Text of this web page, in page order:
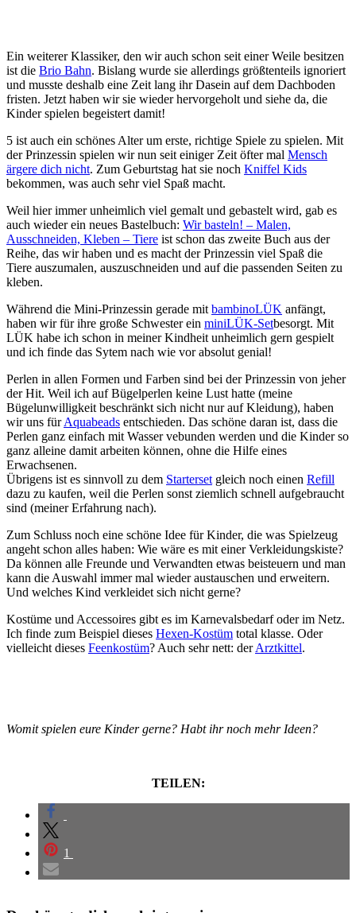
Ein weiterer Klassiker, den wir auch schon seit einer Weile besitzen
ist die Brio Bahn. Bislang wurde sie allerdings größtenteils ignoriert
und musste deshalb eine Zeit lang ihr Dasein auf dem Dachboden
fristen. Jetzt haben wir sie wieder hervorgeholt und siehe da, die
Kinder spielen begeistert damit!
5 ist auch ein schönes Alter um erste, richtige Spiele zu spielen. Mit
der Prinzessin spielen wir nun seit einiger Zeit öfter mal Mensch
ärgere dich nicht. Zum Geburtstag hat sie noch Kniffel Kids
bekommen, was auch sehr viel Spaß macht.
Weil hier immer unheimlich viel gemalt und gebastelt wird, gab es
auch wieder ein neues Bastelbuch: Wir basteln! – Malen,
Ausschneiden, Kleben – Tiere ist schon das zweite Buch aus der
Reihe, das wir haben und es macht der Prinzessin viel Spaß die
Tiere auszumalen, auszuschneiden und auf die passenden Seiten zu
kleben.
Während die Mini-Prinzessin gerade mit bambinoLÜK anfängt,
haben wir für ihre große Schwester ein miniLÜK-Setbesorgt. Mit
LÜK habe ich schon in meiner Kindheit unheimlich gern gespielt
und ich finde das Sytem nach wie vor absolut genial!
Perlen in allen Formen und Farben sind bei der Prinzessin von jeher
der Hit. Weil ich auf Bügelperlen keine Lust hatte (meine
Bügelunwilligkeit beschränkt sich nicht nur auf Kleidung), haben
wir uns fürAquabeads entschieden. Das schöne daran ist, dass die
Perlen ganz einfach mit Wasser vebunden werden und die Kinder so
ganz alleine damit arbeiten können, ohne die Hilfe eines
Erwachsenen.
Übrigens ist es sinnvoll zu dem Starterset gleich noch einen Refill
dazu zu kaufen, weil die Perlen sonst ziemlich schnell aufgebraucht
sind (meiner Erfahrung nach).
Zum Schluss noch eine schöne Idee für Kinder, die was Spielzeug
angeht schon alles haben: Wie wäre es mit einer Verkleidungskiste?
Da können alle Freunde und Verwandten etwas beisteuern und man
kann die Auswahl immer mal wieder austauschen und erweitern.
Und welches Kind verkleidet sich nicht gerne?
Kostüme und Accessoires gibt es im Karnevalsbedarf oder im Netz.
Ich finde zum Beispiel dieses Hexen-Kostüm total klasse. Oder
vielleicht dieses Feenkostüm? Auch sehr nett: derArztkittel.
Womit spielen eure Kinder gerne? Habt ihr noch mehr Ideen?
TEILEN:
1